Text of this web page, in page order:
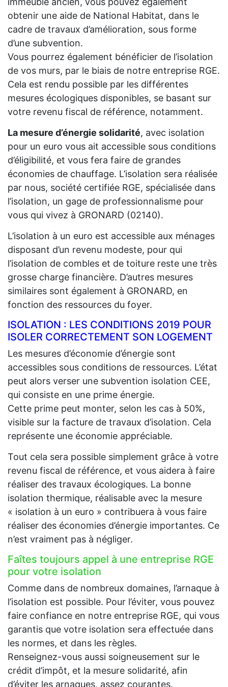
obtenir une aide de National Habitat, dans le
cadre de travaux d’amélioration, sous forme
d’une subvention.
Vous pourrez également bénéficier de l’isolation
de vos murs, par le biais de notre entreprise RGE.
Cela est rendu possible par les différentes
mesures écologiques disponibles, se basant sur
votre revenu fiscal de référence, notamment.
La mesure d’énergie solidarité, avec isolation
pour un euro vous ait accessible sous conditions
d’éligibilité, et vous fera faire de grandes
économies de chauffage. L’isolation sera réalisée
par nous, société certifiée RGE, spécialisée dans
l’isolation, un gage de professionnalisme pour
vous qui vivez à GRONARD (02140).
L’isolation à un euro est accessible aux ménages
disposant d’un revenu modeste, pour qui
l’isolation de combles et de toiture reste une très
grosse charge financière. D’autres mesures
similaires sont également à GRONARD, en
fonction des ressources du foyer.
ISOLATION : LES CONDITIONS 2019 POUR
ISOLER CORRECTEMENT SON LOGEMENT
Les mesures d’économie d’énergie sont
accessibles sous conditions de ressources. L’état
peut alors verser une subvention isolation CEE,
qui consiste en une prime énergie.
Cette prime peut monter, selon les cas à 50%,
visible sur la facture de travaux d’isolation. Cela
représente une économie appréciable.
Tout cela sera possible simplement grâce à votre
revenu fiscal de référence, et vous aidera à faire
réaliser des travaux écologiques. La bonne
isolation thermique, réalisable avec la mesure
« isolation à un euro » contribuera à vous faire
réaliser des économies d’énergie importantes. Ce
n’est vraiment pas à négliger.
Faîtes toujours appel à une entreprise RGE
pour votre isolation
Comme dans de nombreux domaines, l’arnaque à
l’isolation est possible. Pour l’éviter, vous pouvez
faire confiance en notre entreprise RGE, qui vous
garantis que votre isolation sera effectuée dans
les normes, et dans les règles.
Renseignez-vous aussi soigneusement sur le
crédit d’impôt, et la mesure solidarité, afin
d’éviter les arnaques, assez courantes.